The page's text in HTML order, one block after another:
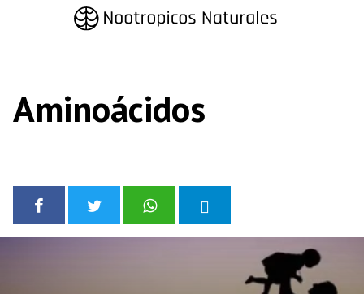
Aminoácidos